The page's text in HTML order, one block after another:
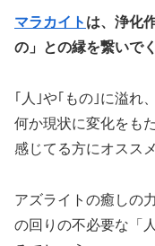
マラカイト は、浄化
の」との縁を繋いで
｢人｣や｢もの｣に溢れ
何か現状に変化をも
感じてる方にオスス
アズライトの癒しの
の回りの不必要な「